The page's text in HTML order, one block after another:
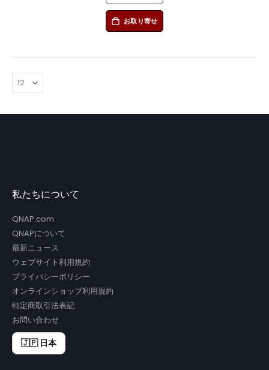
お取り寄せ
私たちについて
QNAP.com
QNAPについて
最新ニュース
ウェブサイト利用規約
プライバシーポリシー
オンラインショップ利用規約
特定商取引法表記
お問い合わせ
🇯🇵 日本